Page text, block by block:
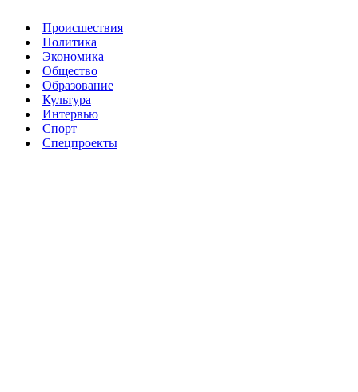
Происшествия
Политика
Экономика
Общество
Образование
Культура
Интервью
Спорт
Спецпроекты